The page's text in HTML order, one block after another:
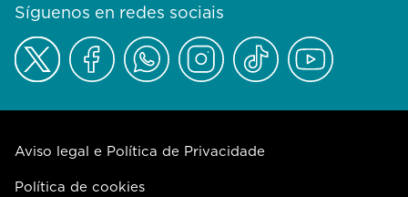
Síguenos en redes sociais
Aviso legal e Política de Privacidade
Política de cookies